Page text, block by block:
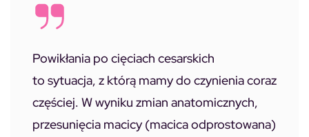
Powikłania po cięciach cesarskich
to sytuacja, z którą mamy do czynienia coraz
częściej. W wyniku zmian anatomicznych,
przesunięcia macicy (macica odprostowana)